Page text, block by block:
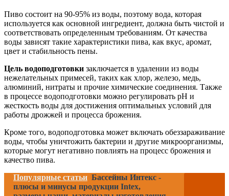
Пиво состоит на 90-95% из воды, поэтому вода, которая
используется как основной ингредиент, должна быть чистой и
соответствовать определенным требованиям. От качества
воды зависят такие характеристики пива, как вкус, аромат,
цвет и стабильность пены.
Цель водоподготовки заключается в удалении из воды
нежелательных примесей, таких как хлор, железо, медь,
алюминий, нитраты и прочие химические соединения. Также
в процессе водоподготовки можно регулировать рН и
жесткость воды для достижения оптимальных условий для
работы дрожжей и процесса брожения.
Кроме того, водоподготовка может включать обеззараживание
воды, чтобы уничтожить бактерии и другие микроорганизмы,
которые могут негативно повлиять на процесс брожения и
качество пива.
Популярные статьи Бассейны Интекс -
плюсы и минусы продукции Intex,